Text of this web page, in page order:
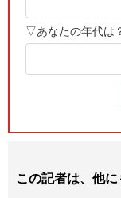
この記者は、他